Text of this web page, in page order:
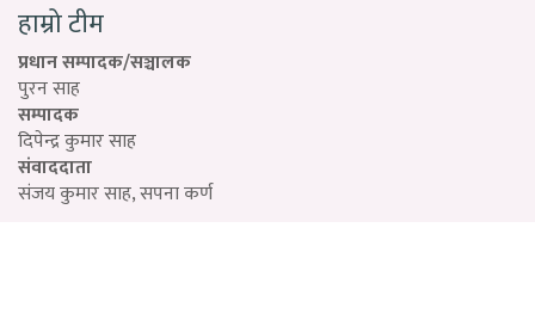
हाम्रो टीम
प्रधान सम्पादक/सञ्चालक
पुरन साह
सम्पादक
दिपेन्द्र कुमार साह
संवाददाता
संजय कुमार साह, सपना कर्ण